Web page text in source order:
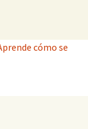
cómo se